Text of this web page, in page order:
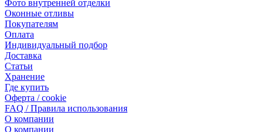
Фото внутренней отделки
Оконные отливы
Покупателям
Оплата
Индивидуальный подбор
Доставка
Статьи
Хранение
Где купить
Оферта / cookie
FAQ / Правила использования
О компании
О компании